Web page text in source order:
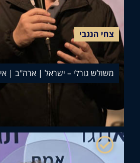
הנגבי
גורלי – ישראל | ארה"ב | איראן